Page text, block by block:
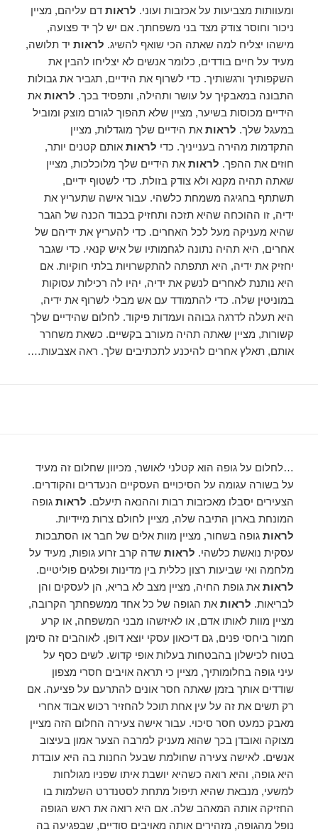
ומעוותות מצביעות על אכזבות ועוני. לראות דם עליהם, מציין
ניכור וחוסר צודק מצד בני משפחתך. אם יש לך יד פצועה,
מישהו יצליח למה שאתה הכי שואף להשיג. לראות יד תלושה,
מעיד על חיים בודדים, כלומר אנשים לא יצליחו להבין את
השקפותיך ורגשותיך. כדי לשרוף את הידיים, תגביר את גבולות
התבונה במאבקיך על עושר ותהילה, ותפסיד בכך. לראות את
הידיים מכוסות בשיער, מציין שלא תהפוך לגורם מוצק ומוביל
במעגל שלך. לראות את הידיים שלך מוגדלות, מציין
התקדמות מהירה בענייניך. כדי לראות אותם קטנים יותר,
חוזים את ההפך. לראות את הידיים שלך מלוכלכות, מציין
שאתה תהיה מקנא ולא צודק בזולת. כדי לשטוף ידיים,
תשתתף בחגיגה משמחת כלשהי. עבור אישה שתעריץ את
ידיה, זו ההוכחה שהיא תזכה ותחזיק בכבוד הכנה של הגבר
שהיא מעניקה מעל לכל האחרים. כדי להעריץ את ידיהם של
אחרים, היא תהיה נתונה לגחמותיו של איש קנאי. כדי שגבר
יחזיק את ידיה, היא תתפתה להתקשרויות בלתי חוקיות. אם
היא נותנת לאחרים לנשק את ידיה, יהיו לה רכילות עסוקות
במוניטין שלה. כדי להתמודד עם אש מבלי לשרוף את ידיה,
היא תעלה לדרגה גבוהה ועמדות פיקוד. לחלום שהידיים שלך
קשורות, מציין שאתה תהיה מעורב בקשיים. כשאת משחרר
אותם, תאלץ אחרים להיכנע לתכתיבים שלך. ראה אצבעות….
…לחלום על גופה הוא קטלני לאושר, מכיוון שחלום זה מעיד
על בשורה עגומה על הסיכויים העסקיים הנעדרים והקודרים.
הצעירים יסבלו מאכזבות רבות וההנאה תיעלם. לראות גופה
המונחת בארון התיבה שלה, מציין לחולם צרות מיידיות.
לראות גופה בשחור, מציין מוות אלים של חבר או הסתבכות
עסקית נואשת כלשהי. לראות שדה קרב זרוע גופות, מעיד על
מלחמה ואי שביעות רצון כללית בין מדינות ופלגים פוליטיים.
לראות את גופת החיה, מציין מצב לא בריא, הן לעסקים והן
לבריאות. לראות את הגופה של כל אחד ממשפחתך הקרובה,
מציין מוות לאותו אדם, או לאיזשהו מבני המשפחה, או קרע
חמור ביחסי פנים, גם דיכאון עסקי יוצא דופן. לאוהבים זה סימן
בטוח לכישלון בהבטחות בעלות אופי קדוש. לשים כסף על
עיני גופה בחלומותיך, מציין כי תראה אויבים חסרי מצפון
שודדים אותך בזמן שאתה חסר אונים להתרעם על פציעה. אם
רק תשים את זה על עין אחת תוכל להחזיר רכוש אבוד אחרי
מאבק כמעט חסר סיכוי. עבור אישה צעירה החלום הזה מציין
מצוקה ואובדן בכך שהוא מעניק למרבה הצער אמון בעיצוב
אנשים. לאישה צעירה שחולמת שבעל החנות בה היא עובדת
היא גופה, והיא רואה כשהיא יושבת איתו שפניו מגולחות
למשעי, מנבאת שהיא תיפול מתחת לסטנדרט השלמות בו
החזיקה אותה המאהב שלה. אם היא רואה את ראש הגופה
נופל מהגופה, מזהירים אותה מאויבים סודיים, שבפגיעה בה